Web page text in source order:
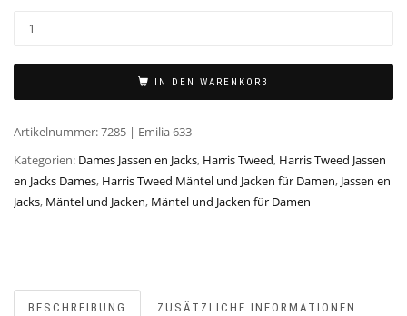
IN DEN WARENKORB
Artikelnummer:7285 | Emilia 633
Kategorien: Dames Jassen en Jacks, Harris Tweed, Harris Tweed Jassen
en Jacks Dames, Harris Tweed Mäntel und Jacken für Damen, Jassen en
Jacks, Mäntel und Jacken, Mäntel und Jacken für Damen
BESCHREIBUNG ZUSÄTZLICHE INFORMATIONEN